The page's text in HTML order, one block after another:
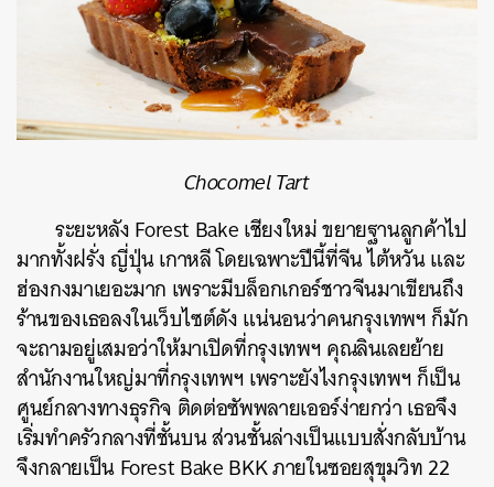
Chocomel Tart
ระยะหลังForest Bakeเชียงใหม่ขยายฐานลูกค้าไป
มากทั้งฝรั่งญี่ปุ่นเกาหลีโดยเฉพาะปีนี้ที่จีนไต้หวันและ
ฮ่องกงมาเยอะมาก เพราะมีบล็อกเกอร์ชาวจีนมาเขียนถึง
ร้านของเธอลงในเว็บไซต์ดังแน่นอนว่าคนกรุงเทพฯก็มัก
จะถามอยู่เสมอว่าให้มาเปิดที่กรุงเทพฯ คุณลินเลยย้าย
สำนักงานใหญ่มาที่กรุงเทพฯ เพราะยังไงกรุงเทพฯ ก็เป็น
ศูนย์กลางทางธุรกิจ ติดต่อซัพพลายเออร์ง่ายกว่าเธอจึง
เริ่มทำครัวกลางที่ชั้นบนส่วนชั้นล่างเป็นแบบสั่งกลับบ้าน
จึงกลายเป็นForest Bake BKKภายในซอยสุขุมวิท22